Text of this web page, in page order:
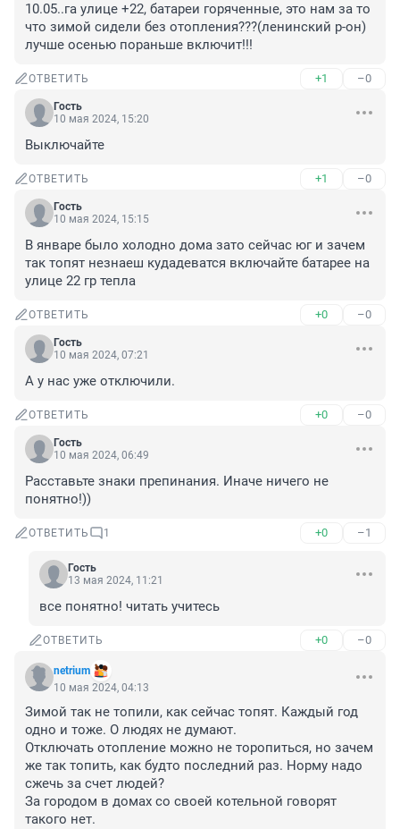
10.05..га улице +22, батареи горяченные, это нам за то
что зимой сидели без отопления???(ленинский р-он)
лучше осенью пораньше включит!!!
ОТВЕТИТЬ +1 –0
Гость
10 мая 2024, 15:20
Выключайте
ОТВЕТИТЬ +1 –0
Гость
10 мая 2024, 15:15
В январе было холодно дома зато сейчас юг и зачем
так топят незнаеш кудадеватся включайте батарее на
улице 22 гр тепла
ОТВЕТИТЬ +0 –0
Гость
10 мая 2024, 07:21
А у нас уже отключили.
ОТВЕТИТЬ +0 –0
Гость
10 мая 2024, 06:49
Расставьте знаки препинания. Иначе ничего не
понятно!))
ОТВЕТИТЬ 1 +0 –1
Гость
13 мая 2024, 11:21
все понятно! читать учитесь
ОТВЕТИТЬ +0 –0
netrium
10 мая 2024, 04:13
Зимой так не топили, как сейчас топят. Каждый год
одно и тоже. О людях не думают.
Отключать отопление можно не торопиться, но зачем
же так топить, как будто последний раз. Норму надо
сжечь за счет людей?
За городом в домах со своей котельной говорят
такого нет.